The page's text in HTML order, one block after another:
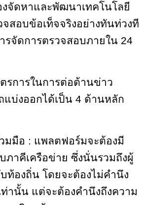
จัดหาและพัฒนาเทคโนโลยี
จสอบข้อเท็จจริงอย่างทันท่วงที
รจัดการตรวจสอบภายใน 24
ารในการต่อต้านข่าว
บ่งออกได้เป็น 4 ด้านหลัก
มมือ : แพลตฟอร์มจะต้องมี
ภาคีเครือข่าย ซึ่งนั่นรวมถึงผู้
ท้องถิ่น โดยจะต้องไม่คำนึง
ท่านั้น แต่จะต้องคำนึงถึงความ